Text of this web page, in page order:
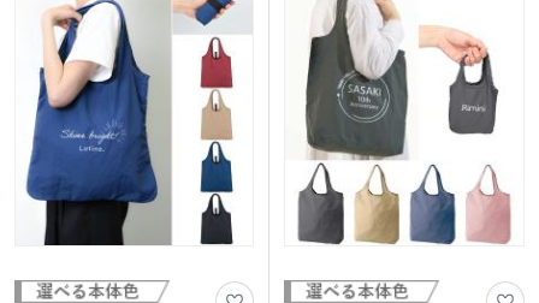
舗の購入特典やキャンペーンのノベルテ
ィにいかがでしょうか。
表面に1色印刷で名入れ可能です。キャ
ンペーンのノベルティやオープン記念品
などにいかがでしょうか。